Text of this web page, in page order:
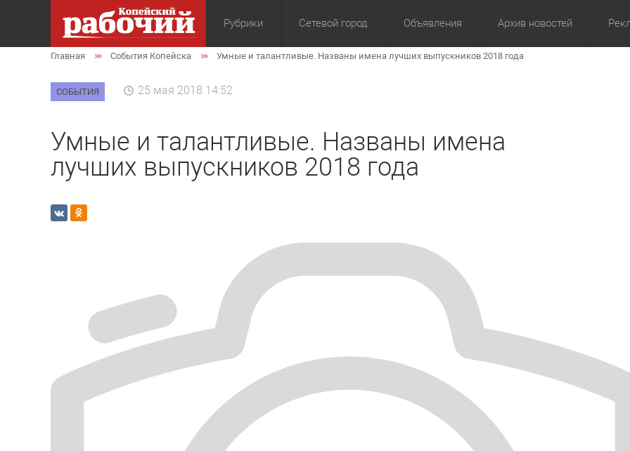
Рубрики
Общество Экономика Культура Политика Спорт
Сетевой город Объявления Архив новостей
За сутки
Главная События Копейска Умные и талантливые. Названы имена лучших выпускников 2018 года
СОБЫТИЯ 25 мая 2018 14:52
Умные и талантливые. Названы имена
лучших выпускников 2018 года